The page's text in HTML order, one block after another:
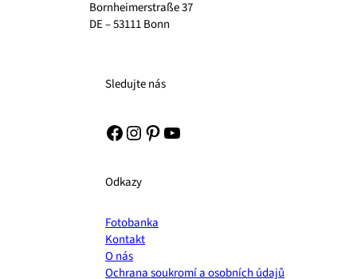
Bornheimerstraße 37
DE – 53111 Bonn
Sledujte nás
Facebook
Instagram
Pinterest
YouTube
Odkazy
Fotobanka
Kontakt
O nás
Ochrana soukromí a osobních údajů